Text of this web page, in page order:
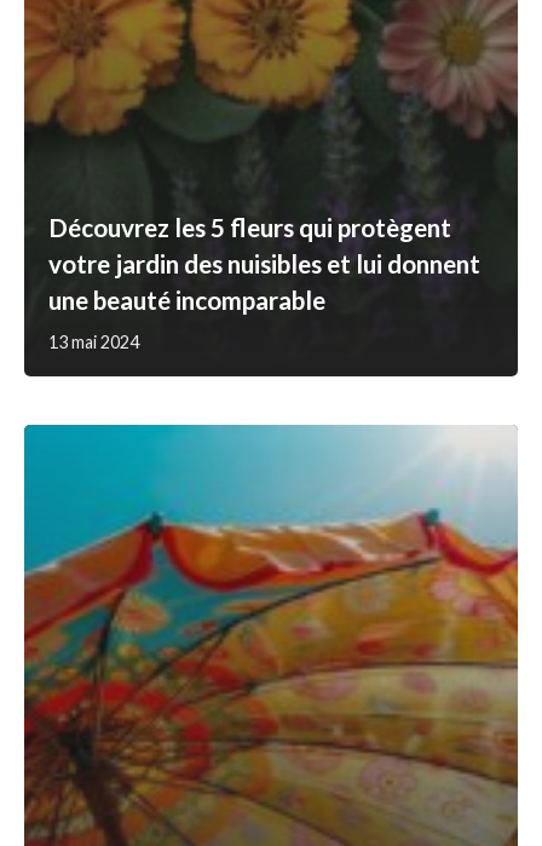
Découvrez les 5 fleurs qui protègent
votre jardin des nuisibles et lui donnent
une beauté incomparable
13 mai 2024